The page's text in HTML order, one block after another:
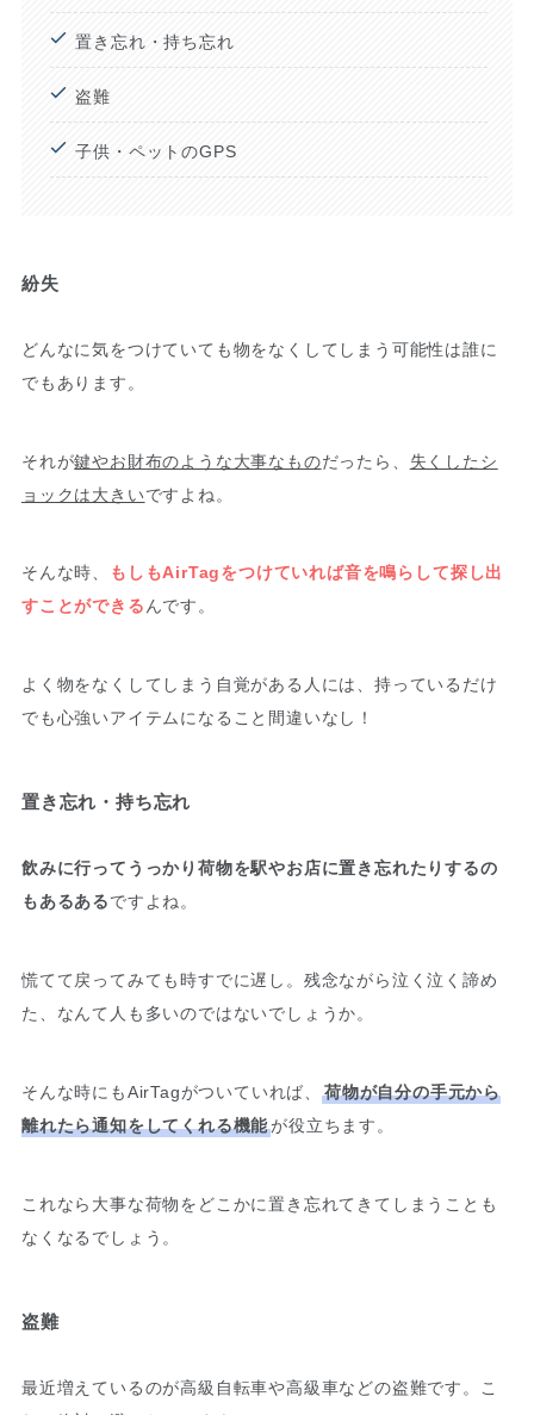
置き忘れ・持ち忘れ
盗難
子供・ペットのGPS
紛失
どんなに気をつけていても物をなくしてしまう可能性は誰に
でもあります。
それが鍵やお財布のような大事なものだったら、 失くしたシ
ョックは大きいですよね。
そんな時、
もしもAirTagをつけていれば音を鳴らして探し出
すことができるんです。
よく物をなくしてしまう自覚がある人には、持っているだけ
でも心強いアイテムになること間違いなし！
置き忘れ・持ち忘れ
飲みに行ってうっかり荷物を駅やお店に置き忘れたりするの
もあるあるですよね。
慌てて戻ってみても時すでに遅し。残念ながら泣く泣く諦め
た、なんて人も多いのではないでしょうか。
そんな時にもAirTagがついていれば、荷物が自分の手元から
離れたら通知をしてくれる機能が役立ちます。
これなら大事な荷物をどこかに置き忘れてきてしまうことも
なくなるでしょう。
盗難
最近増えているのが高級自転車や高級車などの盗難です。こ